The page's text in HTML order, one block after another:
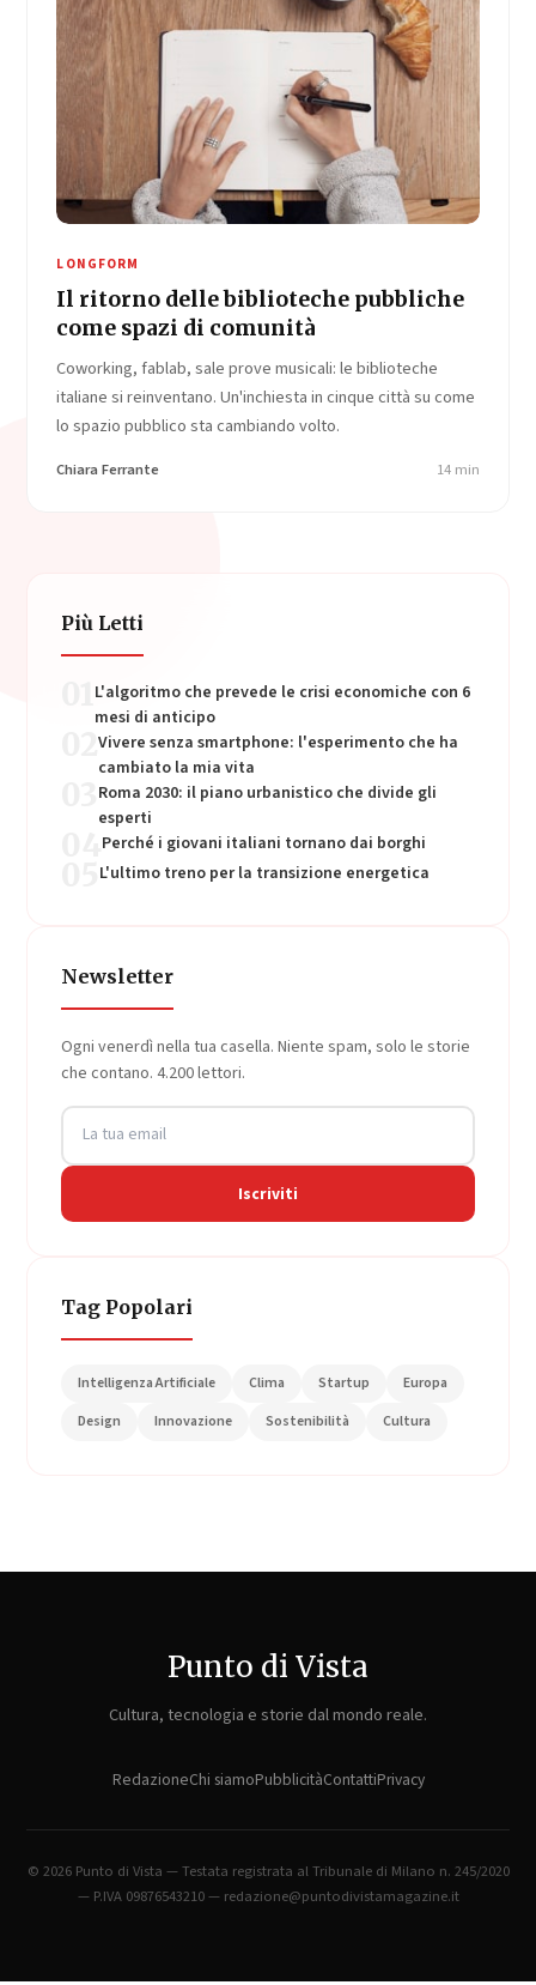
LONGFORM
Il ritorno delle biblioteche pubbliche
come spazi di comunità
Coworking, fablab, sale prove musicali: le biblioteche
italiane si reinventano. Un'inchiesta in cinque città su come
lo spazio pubblico sta cambiando volto.
Chiara Ferrante 14 min
Più Letti
L'algoritmo che prevede le crisi economiche con 6
mesi di anticipo
02Vivere senza smartphone: l'esperimento che ha
cambiato la mia vita
Roma 2030: il piano urbanistico che divide gli
esperti
Perché i giovani italiani tornano dai borghi
L'ultimo treno per la transizione energetica
Newsletter
Ogni venerdì nella tua casella. Niente spam, solo le storie
che contano. 4.200 lettori.
Iscriviti
Tag Popolari
Intelligenza Artificiale Clima Startup
Europa
Design
Innovazione Sostenibilità Cultura
Punto di Vista
Cultura, tecnologia e storie dal mondo reale.
RedazioneChi siamoPubblicitàContattiPrivacy
© 2026 Punto di Vista — Testata registrata al Tribunale di Milano n. 245/2020
— P.IVA 09876543210 — redazione@puntodivistamagazine.it